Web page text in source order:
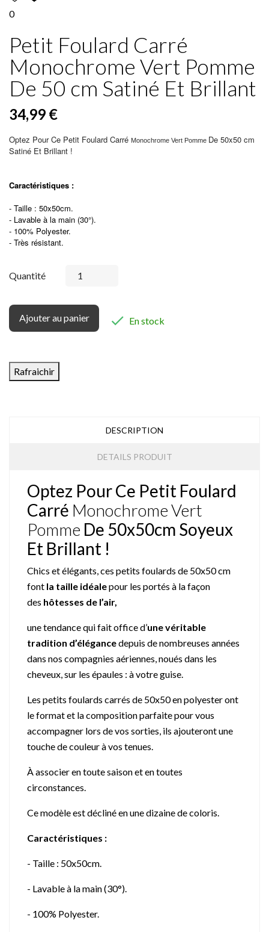
0
Petit Foulard Carré
Monochrome Vert Pomme
De 50 cm Satiné Et Brillant
34,99 €
Optez Pour Ce Petit Foulard Carré Monochrome Vert Pomme De 50x50 cm
Satiné Et Brillant !
Caractéristiques :
- Taille : 50x50cm.
- Lavable à la main (30°).
- 100% Polyester.
- Très résistant.
Quantité
Ajouter au panier  En stock
DESCRIPTION
DETAILS PRODUIT
Optez Pour Ce Petit Foulard
Carré Monochrome Vert
Pomme De 50x50cm Soyeux
Et Brillant !
Chics et élégants, ces petits foulards de 50x50 cm
font la taille idéalepour les portés à la façon
des hôtesses de l’air,
une tendance qui fait office d’une véritable
tradition d’élégancedepuis de nombreuses années
dans nos compagnies aériennes, noués dans les
cheveux, sur les épaules : à votre guise.
Les petits foulards carrés de 50x50 en polyester ont
le format et la composition parfaite pour vous
accompagner lors de vos sorties, ils ajouteront une
touche de couleur à vos tenues.
À associer en toute saison et en toutes
circonstances.
Ce modèle est décliné en une dizaine de coloris.
Caractéristiques :
- Taille : 50x50cm.
- Lavable à la main (30°).
- 100% Polyester.